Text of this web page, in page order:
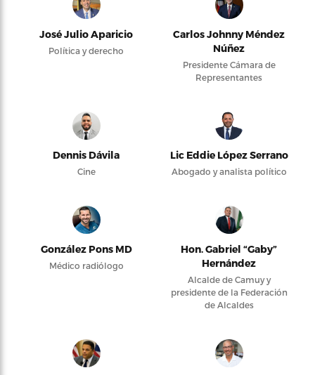
José Julio Aparicio
Política y derecho
Carlos Johnny Méndez
Núñez
Presidente Cámara de
Representantes
Dennis Dávila
Cine
Lic Eddie López Serrano
Abogado y analista político
González Pons MD
Médico radiólogo
Hon. Gabriel “Gaby”
Hernández
Alcalde de Camuy y
presidente de la Federación
de Alcaldes